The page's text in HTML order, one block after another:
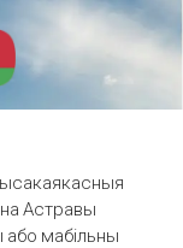
Астравы
мабільны